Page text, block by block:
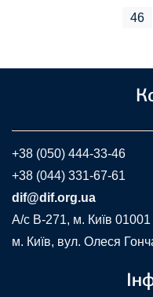
46
+38 (050) 444-33-46
+38 (044) 331-67-61
dif@dif.org.ua
A/c В-271, м. Київ 01001
м. Київ, вул. Олеся